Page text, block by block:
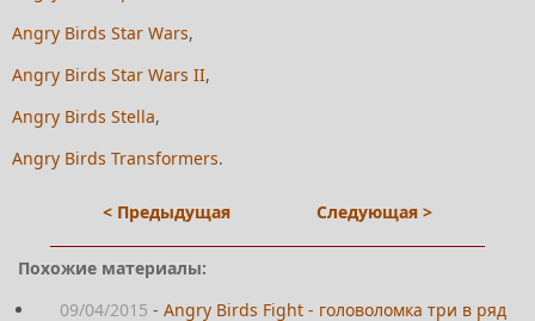
Angry Birds Star Wars,
Angry Birds Star Wars II,
Angry Birds Stella,
Angry Birds Transformers.
< Предыдущая Следующая >
Похожие материалы:
09/04/2015 - Angry Birds Fight - головоломка три в ряд